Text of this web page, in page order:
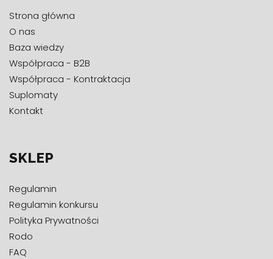
Strona główna
O nas
Baza wiedzy
Współpraca - B2B
Współpraca - Kontraktacja
Suplomaty
Kontakt
SKLEP
Regulamin
Regulamin konkursu
Polityka Prywatności
Rodo
FAQ